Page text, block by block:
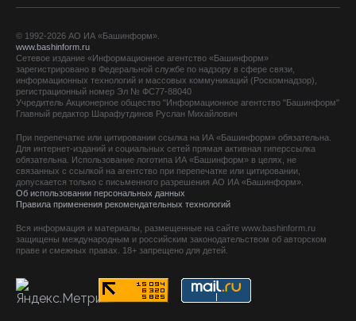
© 1992-2026 АО ИА «Башинформ».
www.bashinform.ru
Сетевое издание «Информационное агентство «Башинформ»
зарегистрировано в Федеральной службе по надзору в сфере связи,
информационных технологий и массовых коммуникаций (Роскомнадзор),
регистрационный номер Эл № ФС77-88040
Учредитель Акционерное общество "Информационное агентство "Башинформ"
Главный редактор Шарафутдинов Руслан Михайлович
При перепечатке или цитировании ссылка на ИА «Башинформ» обязательна.
Для интернет-изданий и социальных сетей прямая активная гиперссылка
обязательна. Использование логотипа ИА «Башинформ» в целях, не
связанных с ссылкой на агентство при перепечатке или цитировании,
допускается только с письменного разрешения АО ИА «Башинформ».
Об использовании персональных данных
Правила применения рекомендательных технологий
Вся информация и материалы, размещенные на сайте www.bashinform.ru
защищены международным и российским законодательством об авторском
праве и смежных правах. 18+ запрещено для детей.